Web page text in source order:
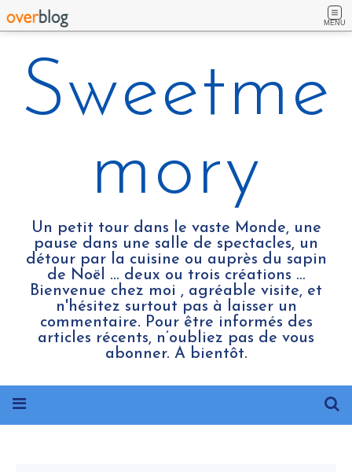
MENU
Sweetme
mory
Un petit tour dans le vaste Monde, une
pause dans une salle de spectacles, un
détour par la cuisine ou auprès du sapin
de Noël ... deux ou trois créations …
Bienvenue chez moi , agréable visite, et
n'hésitez surtout pas à laisser un
commentaire. Pour être informés des
articles récents, n’oubliez pas de vous
abonner. A bientôt.